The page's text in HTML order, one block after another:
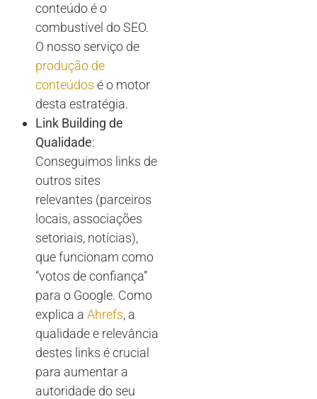
conteúdo é o
combustível do SEO.
O nosso serviço de
produção de
conteúdos é o motor
desta estratégia.
Link Building de
Qualidade:
Conseguimos links de
outros sites
relevantes (parceiros
locais, associações
setoriais, notícias),
que funcionam como
“votos de confiança”
para o Google. Como
explica a Ahrefs, a
qualidade e relevância
destes links é crucial
para aumentar a
autoridade do seu